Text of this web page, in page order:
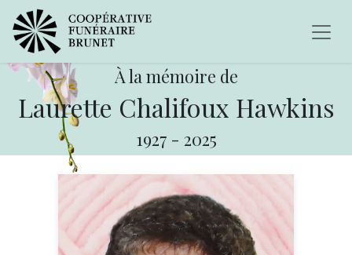
À la mémoire de
Laurette Chalifoux Hawkins
1927 - 2025